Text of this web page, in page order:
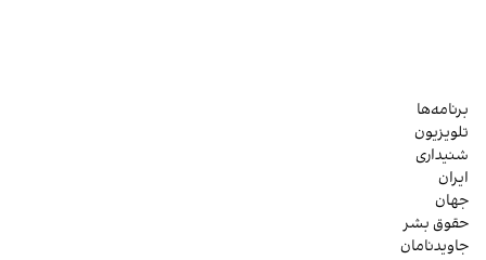
برنامه‌ها
تلویزیون
شنیداری
ایران
جهان
حقوق بشر
جاویدنامان